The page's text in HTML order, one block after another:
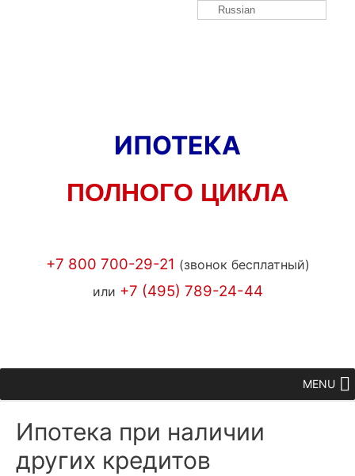
ИПОТЕКА
ПОЛНОГО ЦИКЛА
+7 800 700-29-21 (звонок бесплатный)
или +7 (495) 789-24-44
MENU
Ипотека при наличии
других кредитов
Russian